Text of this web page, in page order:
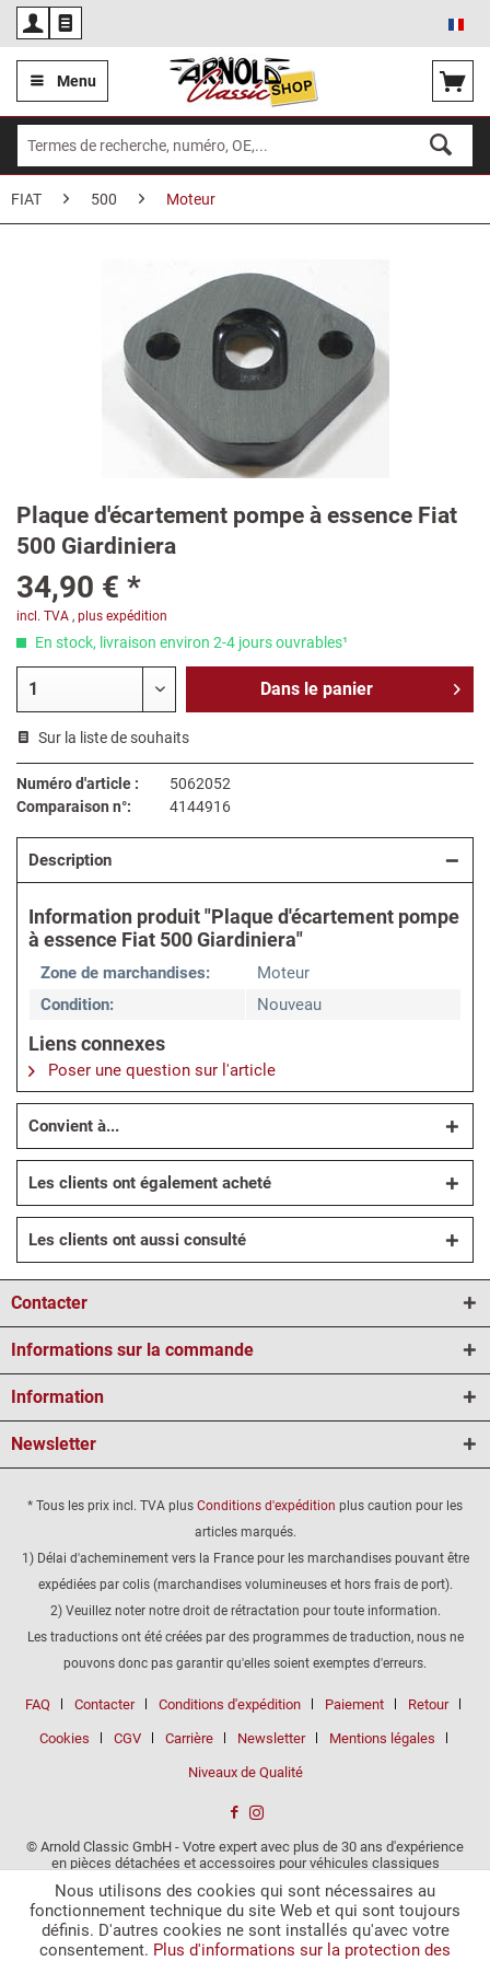
Menu
FIAT 500 Moteur
Plaque d'écartement pompe à essence Fiat
500 Giardiniera
34,90 € *
incl. TVA , plus expédition
En stock, livraison environ 2-4 jours ouvrables¹
Dans le panier
Sur la liste de souhaits
Numéro d'article :
5062052
Comparaison n°:
4144916
Description
Information produit "Plaque d'écartement pompe
à essence Fiat 500 Giardiniera"
Zone de marchandises:
Moteur
Condition:
Nouveau
Liens connexes
Poser une question sur l'article
Convient à...
Les clients ont également acheté
Les clients ont aussi consulté
Contacter
Informations sur la commande
Information
Newsletter
* Tous les prix incl. TVA plus Conditions d'expédition plus caution pour les
articles marqués.
1) Délai d'acheminement vers la France pour les marchandises pouvant être
expédiées par colis (marchandises volumineuses et hors frais de port).
2) Veuillez noter notre droit de rétractation pour toute information.
Les traductions ont été créées par des programmes de traduction, nous ne
pouvons donc pas garantir qu'elles soient exemptes d'erreurs.
FAQ Contacter Conditions d'expédition Paiement Retour
Cookies CGV Carrière Newsletter Mentions légales
Niveaux de Qualité
© Arnold Classic GmbH - Votre expert avec plus de 30 ans d'expérience
en pièces détachées et accessoires pour véhicules classiques
Nous utilisons des cookies qui sont nécessaires au
fonctionnement technique du site Web et qui sont toujours
définis. D'autres cookies ne sont installés qu'avec votre
consentement. Plus d'informations sur la protection des